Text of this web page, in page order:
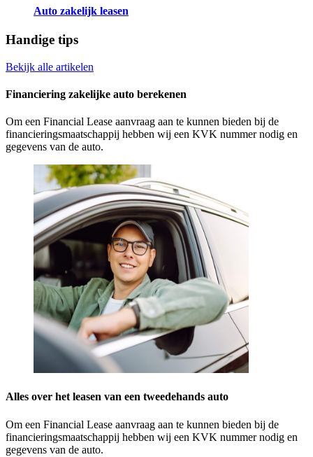
Auto zakelijk leasen
Handige tips
Bekijk alle artikelen
Financiering zakelijke auto berekenen
Om een Financial Lease aanvraag aan te kunnen bieden bij de
financieringsmaatschappij hebben wij een KVK nummer nodig en
gegevens van de auto.
Alles over het leasen van een tweedehands auto
Om een Financial Lease aanvraag aan te kunnen bieden bij de
financieringsmaatschappij hebben wij een KVK nummer nodig en
gegevens van de auto.